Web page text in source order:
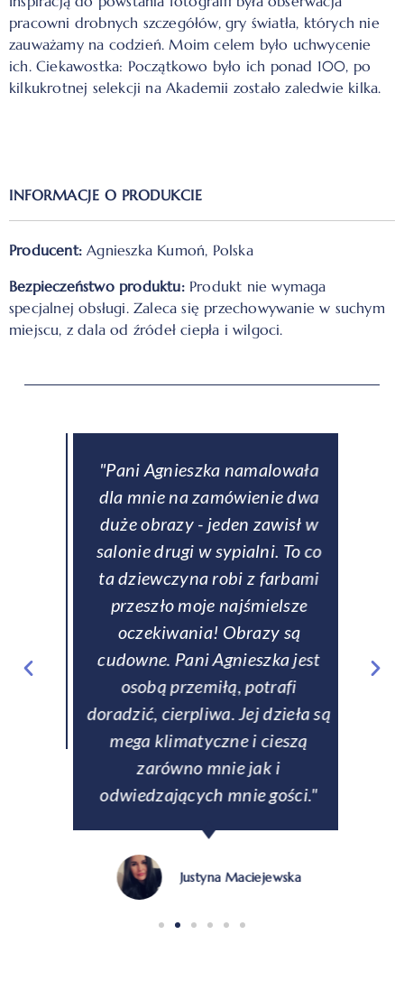
pracowni drobnych szczegółów, gry światła, których nie
zauważamy na codzień. Moim celem było uchwycenie
ich. Ciekawostka: Początkowo było ich ponad 100, po
kilkukrotnej selekcji na Akademii zostało zaledwie kilka.
INFORMACJE O PRODUKCIE
Producent: Agnieszka Kumoń, Polska
Bezpieczeństwo produktu:Produkt nie wymaga
specjalnej obsługi. Zaleca się przechowywanie w suchym
miejscu, z dala od źródeł ciepła i wilgoci.
"Pani Agnieszka namalowała
dla mnie na zamówienie dwa
duże obrazy - jeden zawisł w
salonie drugi w sypialni. To co
ta dziewczyna robi z farbami
przeszło moje najśmielsze
oczekiwania! Obrazy są
cudowne. Pani Agnieszka jest
osobą przemiłą, potrafi
doradzić, cierpliwa. Jej dzieła są
mega klimatyczne i cieszą
zarówno mnie jak i
odwiedzających mnie gości."
Justyna Maciejewska